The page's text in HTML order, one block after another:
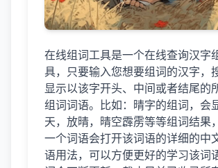
在线组词工具是一个在线查询汉字
具，只要输入您想要组词的汉字，
显示以该字开头、中间或者结尾的
组词词语。比如：晴字的组词，会
天，放晴，晴空霹雳等等组词结果
一个词语会打开该词语的详细的中
语用法，可以方便更好的学习该词